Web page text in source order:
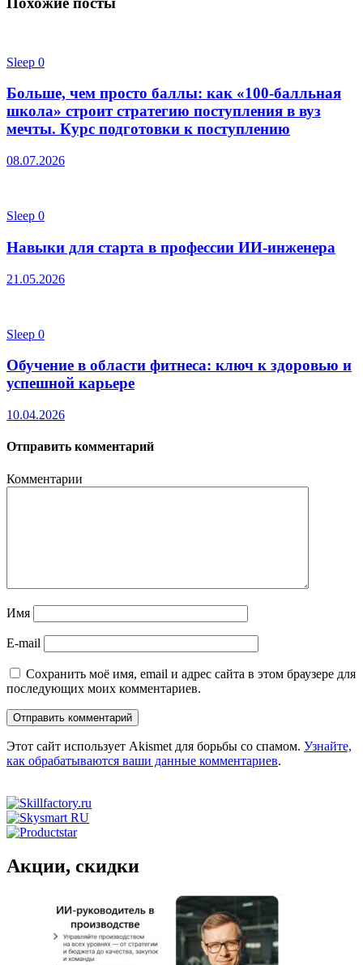
Sleep 0
Больше, чем просто баллы: как «100-балльная
школа» строит стратегию поступления в вуз
мечты. Курс подготовки к поступлению
08.07.2026
Sleep 0
Навыки для старта в профессии ИИ-инженера
21.05.2026
Sleep 0
Обучение в области фитнеса: ключ к здоровью и
успешной карьере
10.04.2026
Отправить комментарий
Комментарии
Имя
E-mail
Сохранить моё имя, email и адрес сайта в этом браузере для
последующих моих комментариев.
Этот сайт использует Akismet для борьбы со спамом. Узнайте,
как обрабатываются ваши данные комментариев.
Акции, скидки